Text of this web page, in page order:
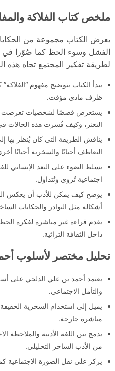
ملخص كتاب الفلاكة
يعرض الكتاب مجموعة من
الفشل وسوء الحظ كما صُوّرا في
لطريقة تفكير المجتمع تجاه هذه
يبدأ الكتاب بتوضيح مفهوم
ظرف مادي مؤقت.
يستعرض قصصًا لشخصيات تعرضت
التعثر، وكيف فُسرت هذه الحالات
يناقش الطريقة التي كان يُنظر بها
التعاطف أحيانًا والسخرية أحيانًا
يسلط الضوء على البعد الإنساني
اجتماعية تُروى وتُتداول.
يوضح كيف يمكن للأدب أن يعكس
أشكاله مثل النوادر والحكايات
يقدم قراءة غير مباشرة لفكرة
داخل الثقافة التراثية.
تحليل مختصر لأسلوب
يعتمد أحمد بن علي الدلجي على
والتأمل الاجتماعي.
يميل إلى استخدام السخرية
مباشرة جارحة.
يدمج بين اللغة الأدبية والملاحظة
من الأدب الساخر التحليلي.
يركز على نقل الصورة الاجتماعية